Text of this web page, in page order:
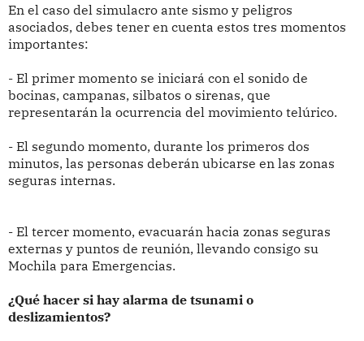
En el caso del simulacro ante sismo y peligros
asociados, debes tener en cuenta estos tres momentos
importantes:
- El primer momento se iniciará con el sonido de
bocinas, campanas, silbatos o sirenas, que
representarán la ocurrencia del movimiento telúrico.
- El segundo momento, durante los primeros dos
minutos, las personas deberán ubicarse en las zonas
seguras internas.
- El tercer momento, evacuarán hacia zonas seguras
externas y puntos de reunión, llevando consigo su
Mochila para Emergencias.
¿Qué hacer si hay alarma de tsunami o
deslizamientos?